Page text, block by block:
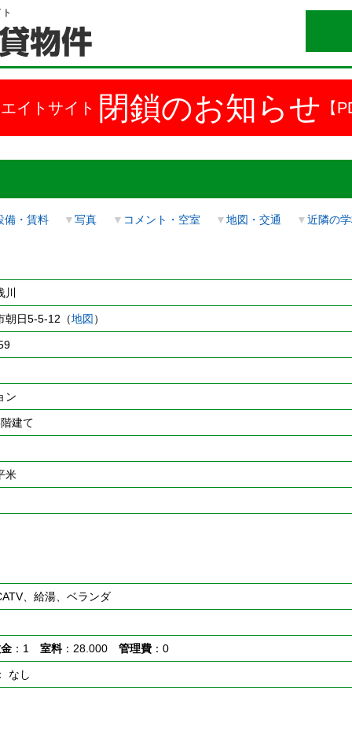
イトサイト 閉鎖のお知らせ 【
備・賃料 ▼写真 ▼ コメント・空室 ▼地図・交通 ▼近隣の
川
朝日5-5-12（地図）
ン
建て
米
、給湯、ベランダ
：1 室料：28.000 管理費：0
なし